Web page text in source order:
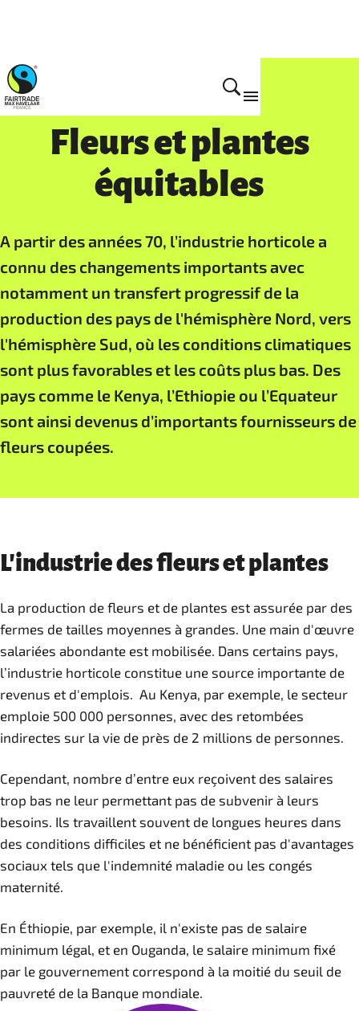
Filières Fairtrade
Fleurs et plantes
équitables
A partir des années 70, l’industrie horticole a
connu des changements importants avec
notamment un transfert progressif de la
production des pays de l'hémisphère Nord, vers
l'hémisphère Sud, où les conditions climatiques
sont plus favorables et les coûts plus bas. Des
pays comme le Kenya, l’Ethiopie ou l’Equateur
sont ainsi devenus d’importants fournisseurs de
fleurs coupées.
L'industrie des fleurs et plantes
La production de fleurs et de plantes est assurée par des
fermes de tailles moyennes à grandes. Une main d'œuvre
salariées abondante est mobilisée. Dans certains pays,
l’industrie horticole constitue une source importante de
revenus et d'emplois. Au Kenya, par exemple, le secteur
emploie 500 000 personnes, avec des retombées
indirectes sur la vie de près de 2 millions de personnes.
Cependant, nombre d’entre eux reçoivent des salaires
trop bas ne leur permettant pas de subvenir à leurs
besoins. Ils travaillent souvent de longues heures dans
des conditions difficiles et ne bénéficient pas d'avantages
sociaux tels que l'indemnité maladie ou les congés
maternité.
En Éthiopie, par exemple, il n'existe pas de salaire
minimum légal, et en Ouganda, le salaire minimum fixé
par le gouvernement correspond à la moitié du seuil de
pauvreté de la Banque mondiale.